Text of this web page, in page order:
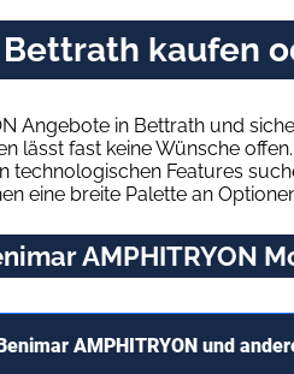
Bettrath kaufen
Angebote in Bettrath und
lässt fast keine Wünsche offen.
technologischen Features
eine breite Palette an
AMPHITRYON
AMPHITRYON und